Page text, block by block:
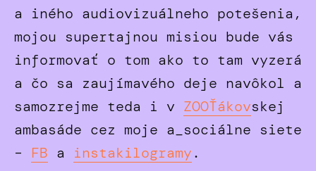
a iného audiovizuálneho potešenia,
mojou supertajnou misiou bude vás
informovať o tom ako to tam vyzerá
a čo sa zaujímavého deje navôkol a
samozrejme teda i v ZOOŤákovskej
ambasáde cez moje a_sociálne siete
– FB a instakilogramy.